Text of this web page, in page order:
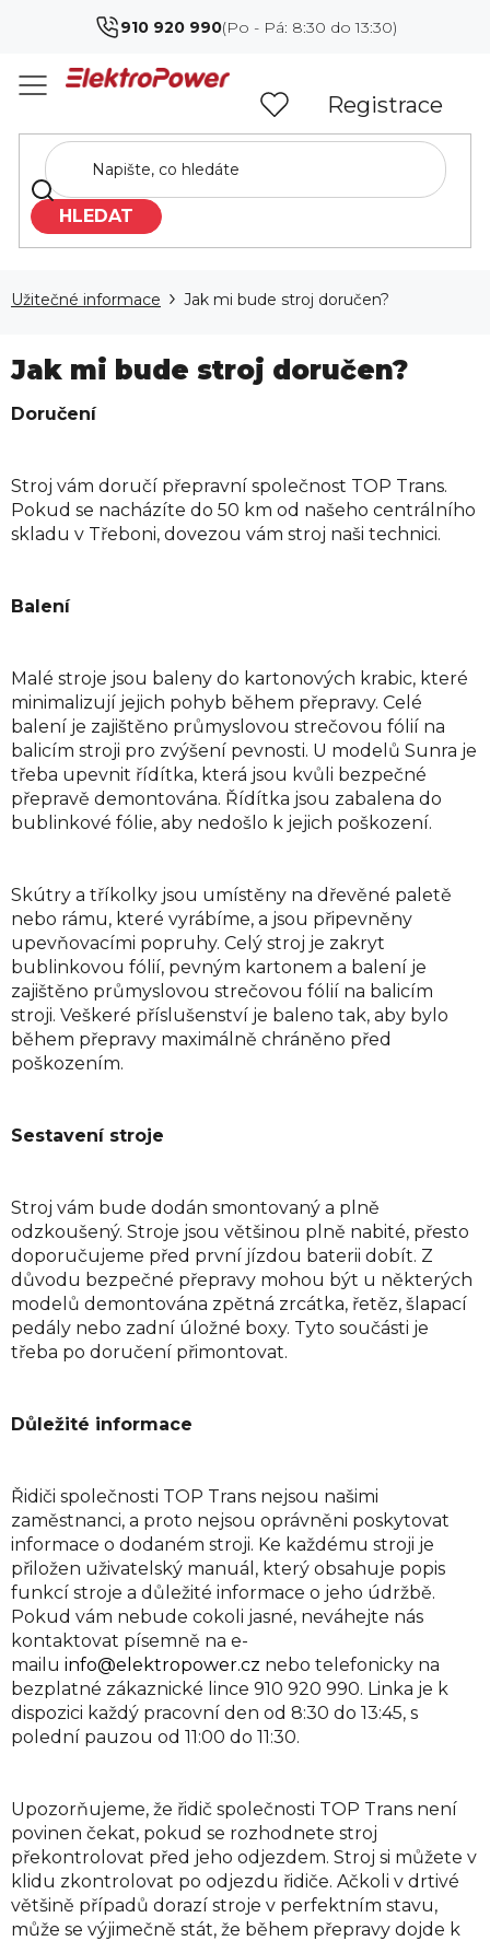
910 920 990
HLEDAT
Registrace
Užitečné informace Jak mi bude stroj doručen?
Jak mi bude stroj doručen?
Doručení
Stroj vám doručí přepravní společnost TOP Trans.
Pokud se nacházíte do 50 km od našeho centrálního
skladu v Třeboni, dovezou vám stroj naši technici.
Balení
Malé stroje jsou baleny do kartonových krabic, které
minimalizují jejich pohyb během přepravy. Celé
balení je zajištěno průmyslovou strečovou fólií na
balicím stroji pro zvýšení pevnosti. U modelů Sunra je
třeba upevnit řídítka, která jsou kvůli bezpečné
přepravě demontována. Řídítka jsou zabalena do
bublinkové fólie, aby nedošlo k jejich poškození.
Skútry a tříkolky jsou umístěny na dřevěné paletě
nebo rámu, které vyrábíme, a jsou připevněny
upevňovacími popruhy. Celý stroj je zakryt
bublinkovou fólií, pevným kartonem a balení je
zajištěno průmyslovou strečovou fólií na balicím
stroji. Veškeré příslušenství je baleno tak, aby bylo
během přepravy maximálně chráněno před
poškozením.
Sestavení stroje
Stroj vám bude dodán smontovaný a plně
odzkoušený. Stroje jsou většinou plně nabité, přesto
doporučujeme před první jízdou baterii dobít. Z
důvodu bezpečné přepravy mohou být u některých
modelů demontována zpětná zrcátka, řetěz, šlapací
pedály nebo zadní úložné boxy. Tyto součásti je
třeba po doručení přimontovat.
Důležité informace
Řidiči společnosti TOP Trans nejsou našimi
zaměstnanci, a proto nejsou oprávněni poskytovat
informace o dodaném stroji. Ke každému stroji je
přiložen uživatelský manuál, který obsahuje popis
funkcí stroje a důležité informace o jeho údržbě.
Pokud vám nebude cokoli jasné, neváhejte nás
kontaktovat písemně na e-
mailu info@elektropower.cz nebo telefonicky na
bezplatné zákaznické lince 910 920 990. Linka je k
dispozici každý pracovní den od 8:30 do 13:45, s
polední pauzou od 11:00 do 11:30.
Upozorňujeme, že řidič společnosti TOP Trans není
povinen čekat, pokud se rozhodnete stroj
překontrolovat před jeho odjezdem. Stroj si můžete v
klidu zkontrolovat po odjezdu řidiče. Ačkoli v drtivé
většině případů dorazí stroje v perfektním stavu,
může se výjimečně stát, že během přepravy dojde k